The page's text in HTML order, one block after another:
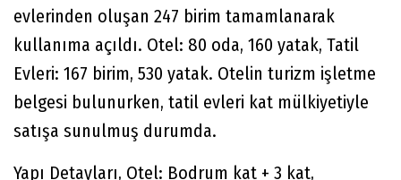
evlerinden oluşan 247 birim tamamlanarak
kullanıma açıldı. Otel: 80 oda, 160 yatak, Tatil
Evleri: 167 birim, 530 yatak. Otelin turizm işletme
belgesi bulunurken, tatil evleri kat mülkiyetiyle
satışa sunulmuş durumda.
Yapı Detayları, Otel: Bodrum kat + 3 kat,